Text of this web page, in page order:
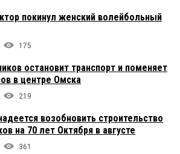
покинул женский волейбольный
175
остановит транспорт и поменяет
в центре Омска
219
возобновить строительство
на 70 лет Октября в августе
361